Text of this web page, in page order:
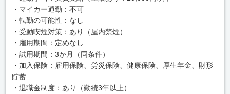
・マイカー通勤：不可
・転勤の可能性：なし
・受動喫煙対策：あり（屋内禁煙）
・雇用期間：定めなし
・試用期間：3か月（同条件）
・加入保険：雇用保険、労災保険、健康保険、厚生年金、財形
貯蓄
・退職金制度：あり（勤続3年以上）